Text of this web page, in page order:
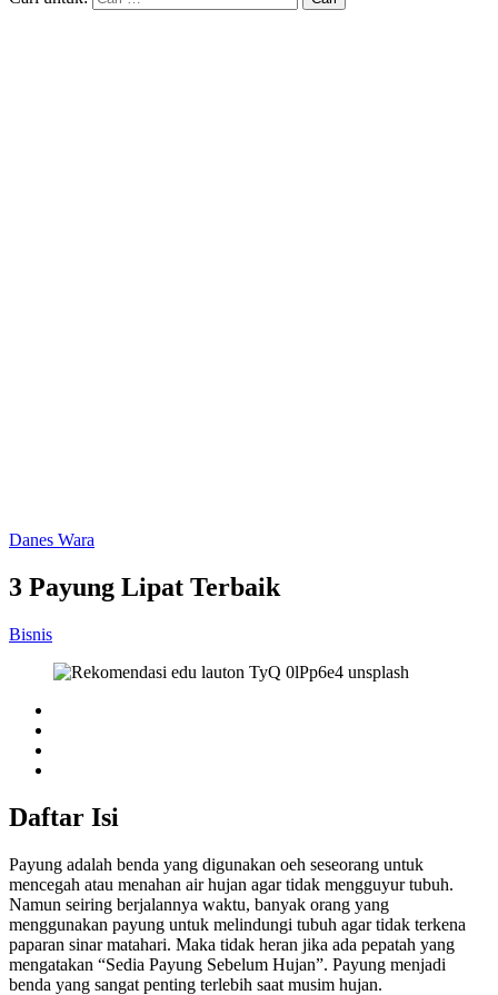
Danes Wara
3 Payung Lipat Terbaik
Bisnis
Daftar Isi
Payung adalah benda yang digunakan oeh seseorang untuk
mencegah atau menahan air hujan agar tidak mengguyur tubuh.
Namun seiring berjalannya waktu, banyak orang yang
menggunakan payung untuk melindungi tubuh agar tidak terkena
paparan sinar matahari. Maka tidak heran jika ada pepatah yang
mengatakan “Sedia Payung Sebelum Hujan”. Payung menjadi
benda yang sangat penting terlebih saat musim hujan.